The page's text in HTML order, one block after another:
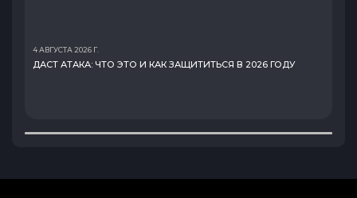
4 АВГУСТА 2026 Г.
ДАСТ АТАКА: ЧТО ЭТО И КАК ЗАЩИТИТЬСЯ В 2026 ГОДУ